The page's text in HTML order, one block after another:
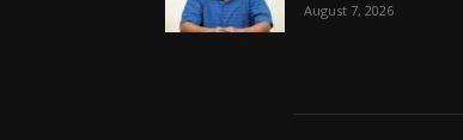
August 7, 2026